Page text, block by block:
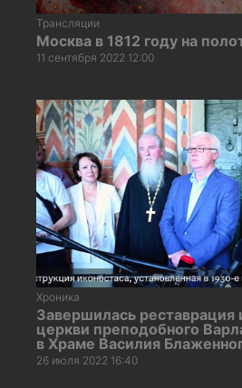
Трансляции
Москва в 1812 году на
11 сентября 2022 12:00
Хроника
Завершилась реставрация
церкви преподобного
в Храме Василия
26 июля 2022 16:40